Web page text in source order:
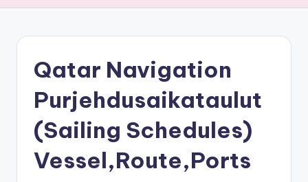
M
Qatar Navigation
Purjehdusaikataulut
(Sailing Schedules)
Vessel,Route,Ports